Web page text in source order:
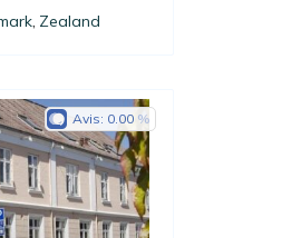
Zealand
Avis: 0.00